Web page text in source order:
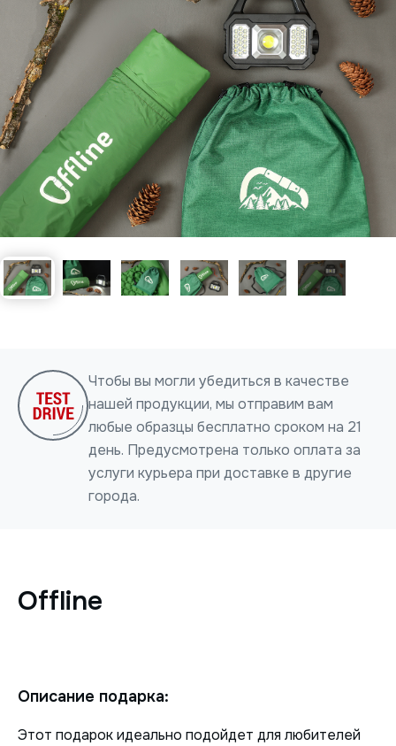
Чтобы вы могли убедиться в качестве
нашей продукции, мы отправим вам
любые образцы бесплатно сроком на 21
день. Предусмотрена только оплата за
услуги курьера при доставке в другие
города.
Offline
Описание подарка:
Этот подарок идеально подойдет для любителей
Нажимая на кнопку, я даю согласие на обработку